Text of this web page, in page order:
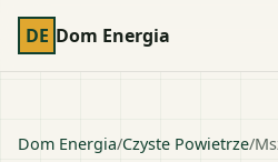
DE Dom Energia
Dom Energia/Czyste Powietrze/